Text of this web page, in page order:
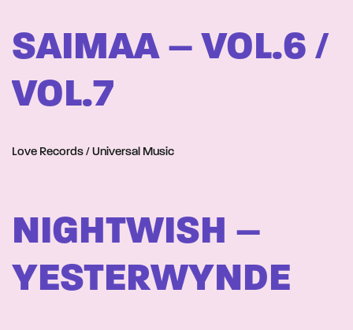
SAIMAA – VOL.6 /
VOL.7
Love Records / Universal Music
NIGHTWISH –
YESTERWYNDE